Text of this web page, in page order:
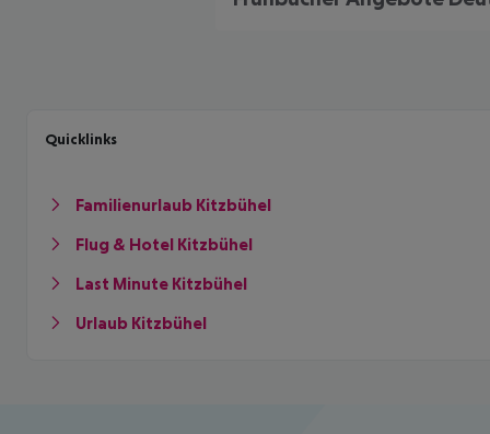
Quicklinks
Familienurlaub Kitzbühel
Flug & Hotel Kitzbühel
Last Minute Kitzbühel
Urlaub Kitzbühel